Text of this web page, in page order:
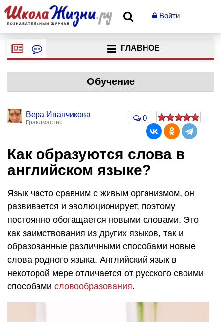
Войти
ГЛАВНОЕ
Обучение
Вера Иванчикова
Грандмастер
0
Как образуются слова в
английском языке?
Язык часто сравним с живым организмом, он
развивается и эволюционирует, поэтому
постоянно обогащается новыми словами. Это
как заимствования из других языков, так и
образованные различными способами новые
слова родного языка. Английский язык в
некоторой мере отличается от русского своими
способами словообразования.